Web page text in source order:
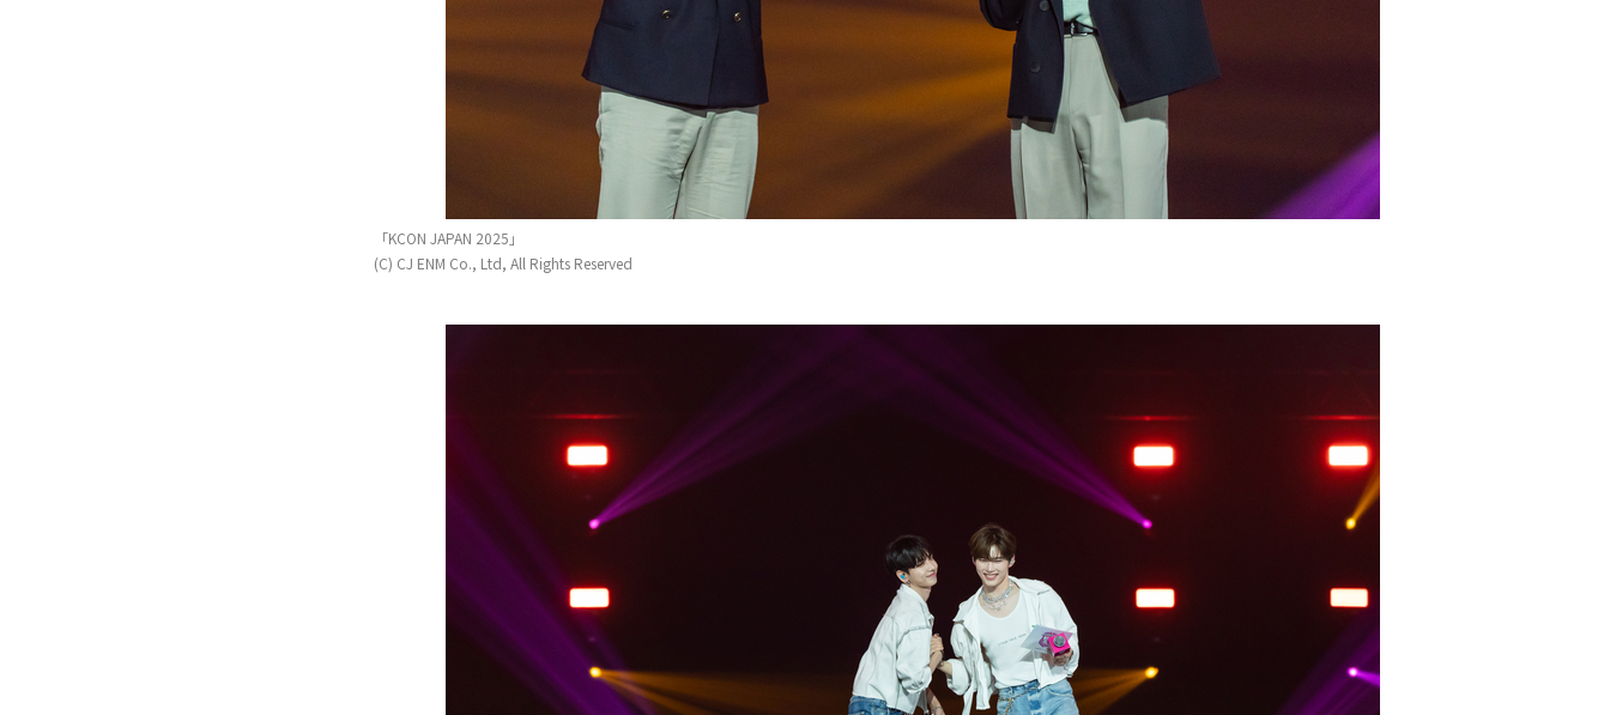
「KCON JAPAN 2025」
(C) CJ ENM Co., Ltd, All Rights Reserved
(C) CJ ENM Co., Ltd, All Rights Reserved